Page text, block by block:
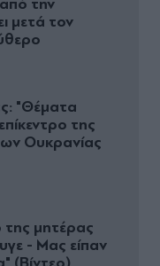
την
μετά τον
"Θέματα
της
Ουκρανίας
μητέρας
- Μας είπαν